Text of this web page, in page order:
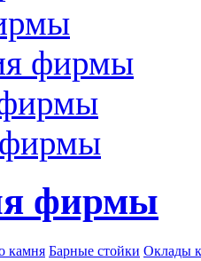
фирмы
фирмы
камня Барные стойки Оклады